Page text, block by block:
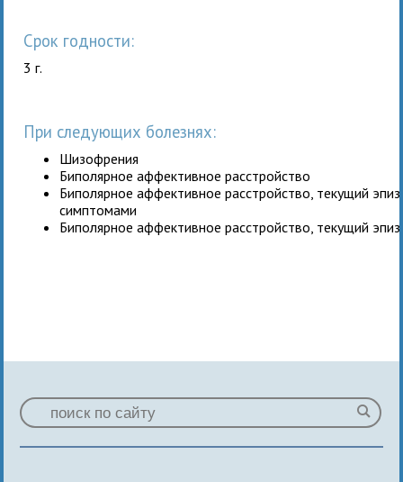
Срок годности:
3 г.
При следующих болезнях:
Шизофрения
Биполярное аффективное расстройство
Биполярное аффективное расстройство, текущий
симптомами
Биполярное аффективное расстройство, текущий